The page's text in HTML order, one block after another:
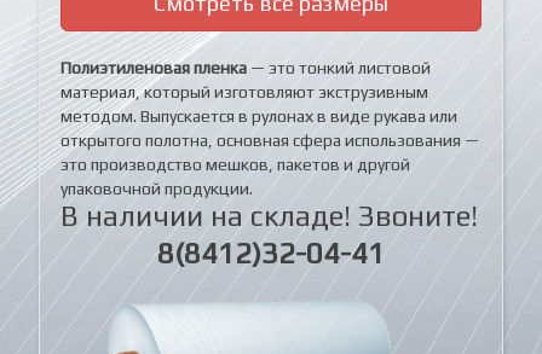
Полиэтиленовая пленка — это тонкий листовой
материал, который изготовляют экструзивным
методом. Выпускается в рулонах в виде рукава или
открытого полотна, основная сфера использования —
это производство мешков, пакетов и другой
упаковочной продукции.
В наличии на складе! Звоните!
8(8412)32-04-41